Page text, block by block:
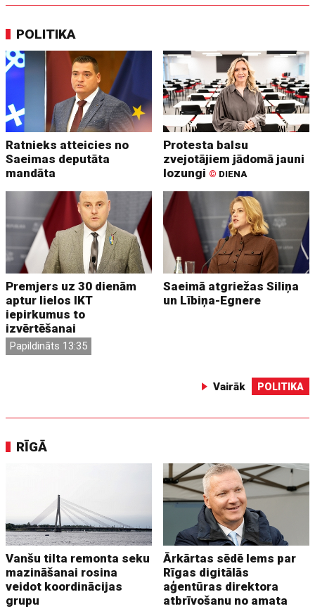
POLITIKA
Ratnieks atteicies no
Saeimas deputāta
mandāta
Protesta balsu
zvejotājiem jādomā jauni
lozungi © DIENA
Premjers uz 30 dienām
aptur lielos IKT
iepirkumus to
izvērtēšanai
Papildināts 13:35
Saeimā atgriežas Siliņa
un Lībiņa-Egnere
Vairāk POLITIKA
RĪGĀ
Vanšu tilta remonta seku
mazināšanai rosina
veidot koordinācijas
grupu
Ārkārtas sēdē lems par
Rīgas digitālās
aģentūras direktora
atbrīvošanu no amata